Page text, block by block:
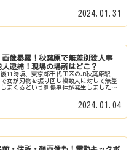
2024.01.31
像暴露！秋葉原で無差別殺人事
逮捕！現場の場所はどこ？
11時頃、東京都千代田区のJR秋葉原駅
女が刃物を振り回し複数人に対して無差
まくるという刺傷事件が発生しました。
2024.01.04